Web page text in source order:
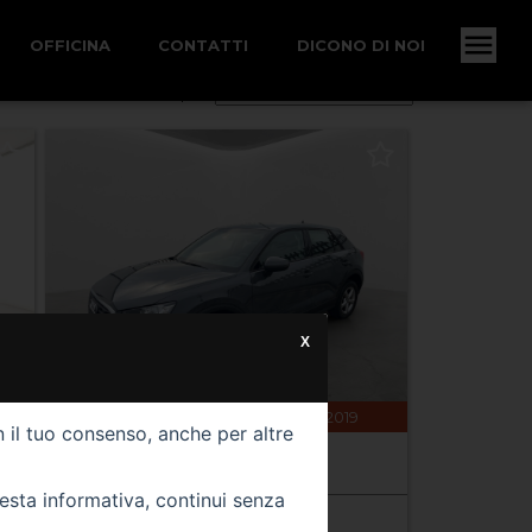
OFFICINA CONTATTI DICONO DI NOI
06/2019
AUDI Q2
tuo consenso, anche per altre
informativa, continui senza
X